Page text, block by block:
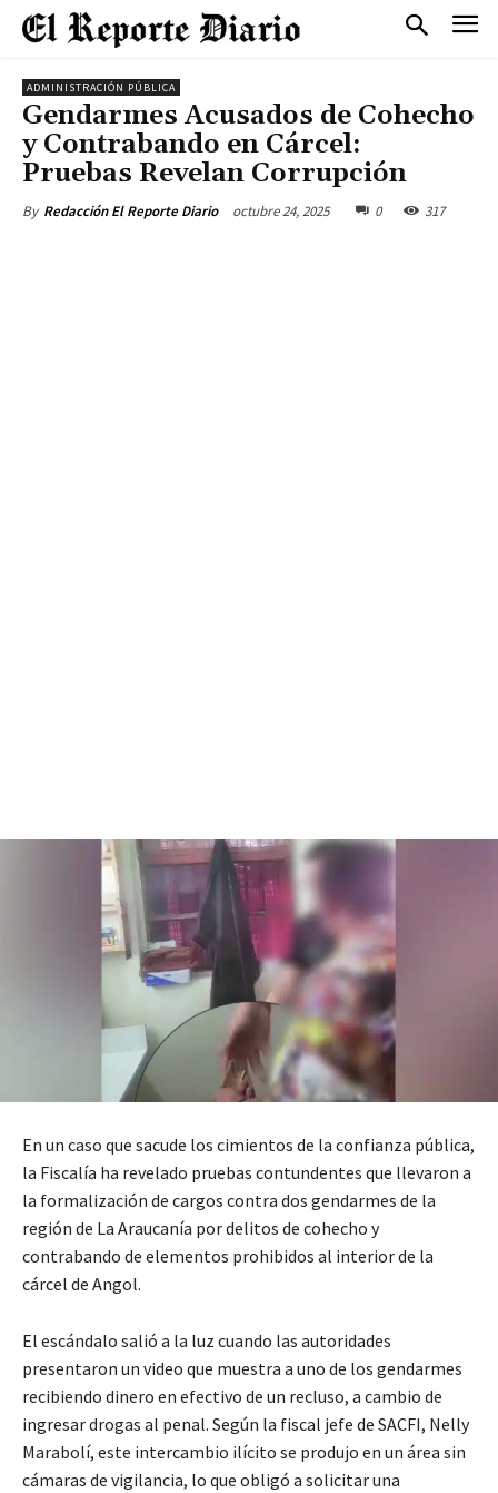
ADMINISTRACIÓN PÚBLICA
Gendarmes Acusados de Cohecho
y Contrabando en Cárcel:
Pruebas Revelan Corrupción
By Redacción El Reporte Diario octubre 24, 2025 0 317
En un caso que sacude los cimientos de la confianza pública,
la Fiscalía ha revelado pruebas contundentes que llevaron a
la formalización de cargos contra dos gendarmes de la
región de La Araucanía por delitos de cohecho y
contrabando de elementos prohibidos al interior de la
cárcel de Angol.
El escándalo salió a la luz cuando las autoridades
presentaron un video que muestra a uno de los gendarmes
recibiendo dinero en efectivo de un recluso, a cambio de
ingresar drogas al penal. Según la fiscal jefe de SACFI, Nelly
Marabolí, este intercambio ilícito se produjo en un área sin
cámaras de vigilancia, lo que obligó a solicitar una